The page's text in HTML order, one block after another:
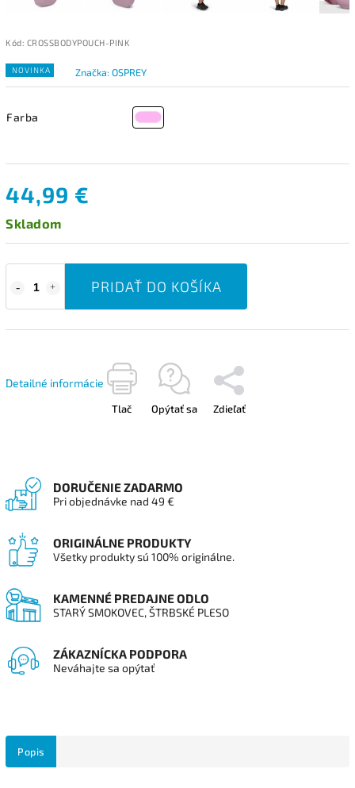
Kód: CROSSBODYPOUCH-PINK
NOVINKA Značka: OSPREY
Farba
44,99 €
Skladom
PRIDAŤ DO KOŠÍKA
Detailné informácie
Tlač Opýtať sa Zdieľať
DORUČENIE ZADARMO
Pri objednávke nad 49 €
ORIGINÁLNE PRODUKTY
Všetky produkty sú 100% originálne.
KAMENNÉ PREDAJNE ODLO
STARÝ SMOKOVEC, ŠTRBSKÉ PLESO
ZÁKAZNÍCKA PODPORA
Neváhajte sa opýtať
Popis